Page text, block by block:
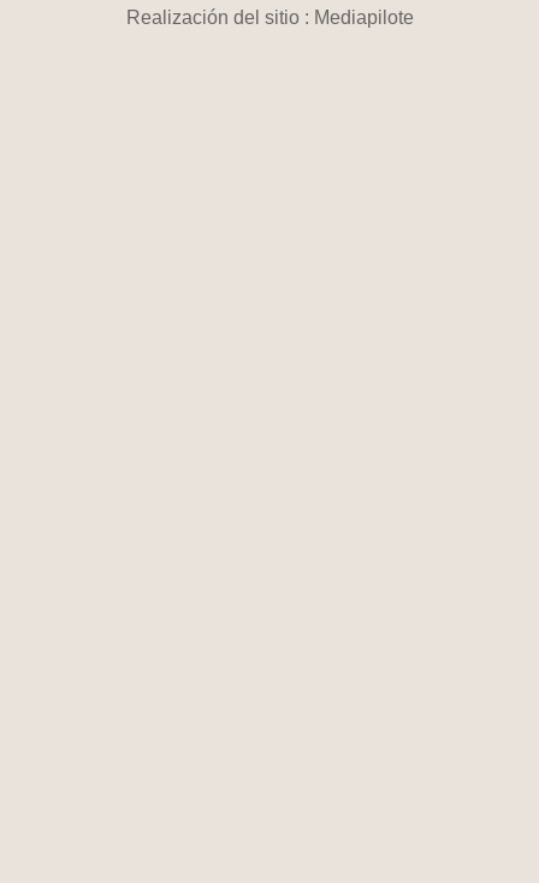
Realización del sitio : Mediapilote